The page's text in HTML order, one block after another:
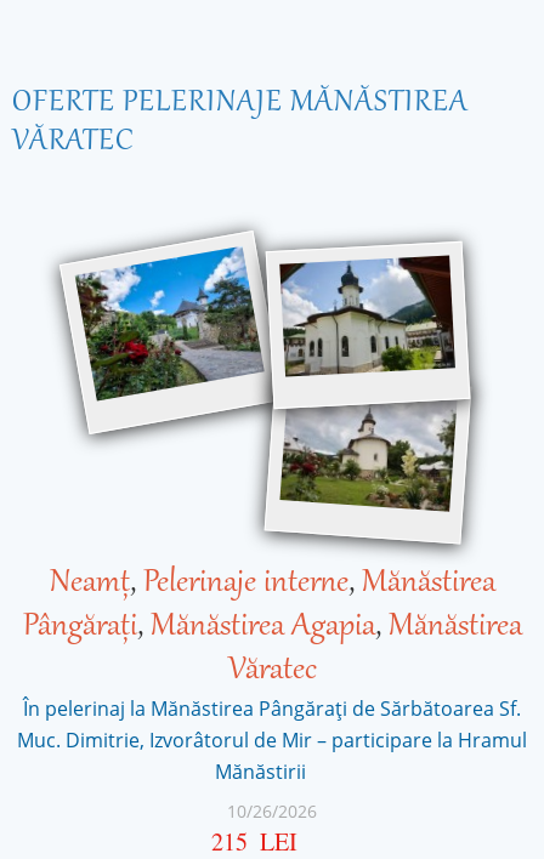
OFERTE PELERINAJE MĂNĂSTIREA
VĂRATEC
Neamț,Pelerinaje interne,Mănăstirea
Pângărați,Mănăstirea Agapia,Mănăstirea
Văratec
În pelerinaj la Mănăstirea Pângărați de Sărbătoarea Sf.
Muc. Dimitrie, Izvorâtorul de Mir – participare la Hramul
Mănăstirii
10/26/2026
215 LEI